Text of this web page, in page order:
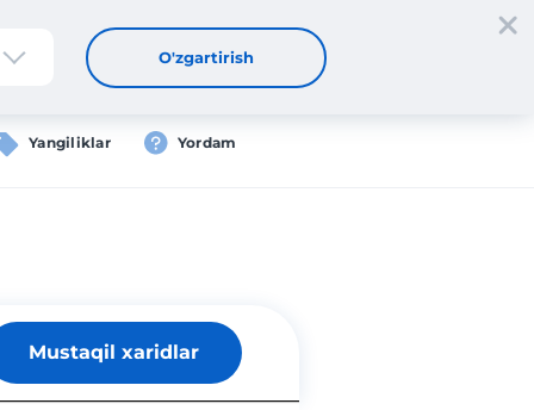
oʻtish Kirish UZ
Yangiliklar Yordam
O'zgartirish
Mustaqil xaridlar